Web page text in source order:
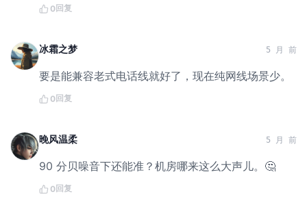
0回复
冰霜之梦 5 月 前
要是能兼容老式电话线就好了，现在纯网线场景少。
0回复
晚风温柔 5 月 前
90 分贝噪音下还能准？机房哪来这么大声儿。🤔
0回复